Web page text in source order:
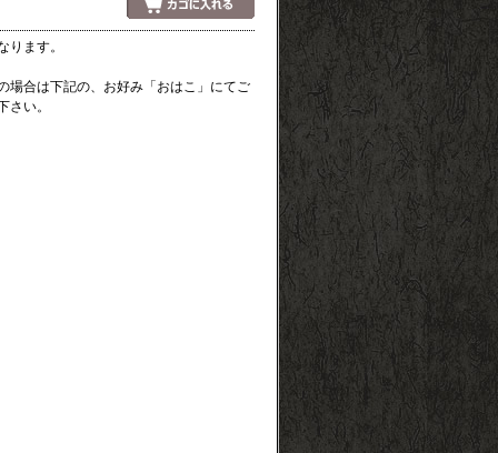
ります。
場合は下記の、お好み「おはこ」にてご
さい。